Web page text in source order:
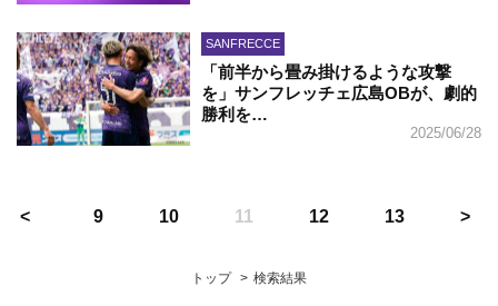
SANFRECCE
「前半から畳み掛けるような攻撃
を」サンフレッチェ広島OBが、劇的
勝利を…
2025/06/28
9 10 11 12 13
トップ 検索結果